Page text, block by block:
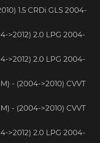
1.5 CRDi GLS 2004-
>2012) 2.0 LPG 2004-
>2012) 2.0 LPG 2004-
- (2004->2010) CVVT
- (2004->2010) CVVT
>2012) 2.0 LPG 2004-